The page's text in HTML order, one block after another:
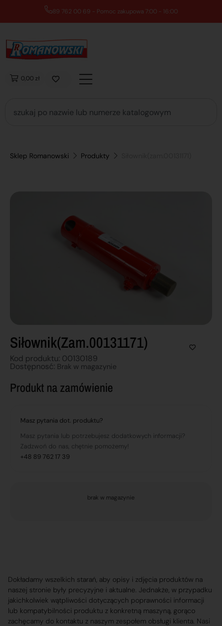
89 762 00 69 - Pomoc zakupowa 7:00 - 16:00
0,00 zł
Sklep Romanowski Produkty
Siłownik(zam.00131171)
Kod produktu: 00130189
Dostępnosć: Brak w magazynie
Produkt na zamówienie
Masz pytania dot. produktu?
Masz pytania lub potrzebujesz dodatkowych informacji?
Zadzwoń do nas, chętnie pomożemy!
+48 89 762 17 39
brak w magazynie
Dokładamy wszelkich starań, aby opisy i zdjęcia produktów na
naszej stronie były precyzyjne i aktualne. Jednakże, w przypadku
jakichkolwiek wątpliwości dotyczących poprawności informacji
lub kompatybilności produktu z konkretną maszyną, gorąco
zachęcamy do kontaktu z naszym zespołem obsługi klienta. Nasi